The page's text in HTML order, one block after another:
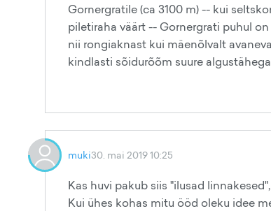
Gornergratile (ca 3100 m) -- kui
piletiraha väärt -- Gornergrati puhul
nii rongiaknast kui mäenõlvalt
kindlasti sõidurõõm suure
muki30. mai 2019 10:25
Kas huvi pakub siis "ilusad
Kui ühes kohas mitu ööd oleku idee